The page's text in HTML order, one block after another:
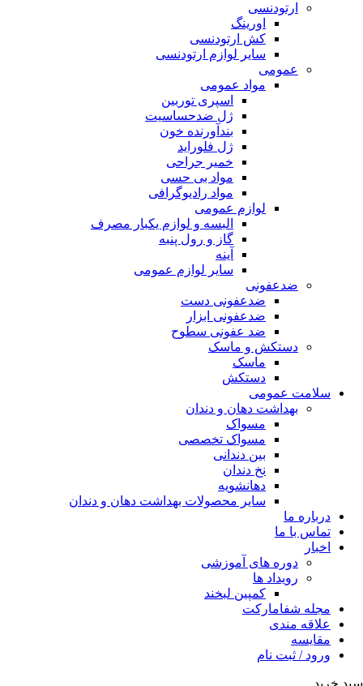
ارتودنسی
اورینگ
کش ارتودنسی
سایر لوازم ارتودنسی
عمومی
مواد عمومی
اسپری توربین
ژل ضدحساسیت
بندآورنده خون
ژل فلوراید
خمیر جراحی
مواد بی حسی
مواد رادیوگرافی
لوازم عمومی
البسه و لوازم یکبار مصرف
گاز و رول پنبه
آینه
سایر لوازم عمومی
ضدعفونی
ضدعفونی دست
ضدعفونی ابزار
ضد عفونی سطوح
دستکش و ماسک
ماسک
دستکش
سلامت عمومی
بهداشت دهان و دندان
مسواک
مسواک تخصصی
بین دندانی
نخ دندان
دهانشویه
سایر محصولات بهداشت دهان و دندان
درباره ما
تماس با ما
اخبار
دوره های آموزشی
رویداد ها
کمپین لبخند
مجله شفامارکت
علاقه مندی
مقایسه
ورود / ثبت نام
سبد خرید